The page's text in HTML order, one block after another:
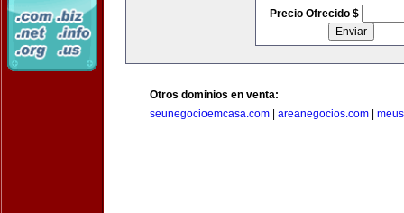
Precio Ofrecido $
Otros dominios en venta:
seunegocioemcasa.com
areanegocios.com